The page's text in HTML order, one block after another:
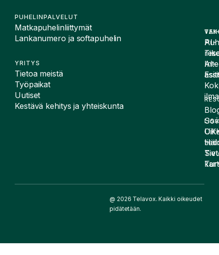
PUHELINPALVELUT
Matkapuhelinliittymät
Lankanumero ja softapuhelin
YRITYS
Tietoa meistä
Työpaikat
Uutiset
Kestävä kehitys ja yhteiskunta
AI-
AI-
@ 2026 Telavox. Kaikki oikeudet
pidätetään.